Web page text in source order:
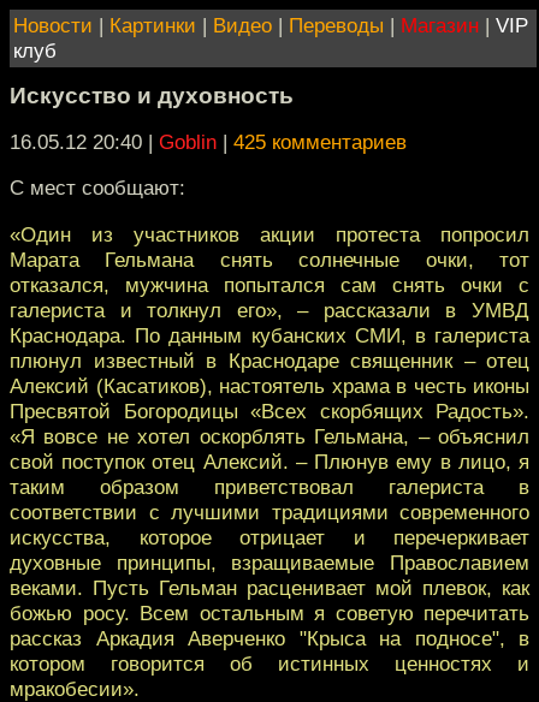
Новости | Картинки | Видео | Переводы | Магазин | VIP
клуб
Искусство и духовность
16.05.12 20:40 | Goblin | 425 комментариев
С мест сообщают:
«Один из участников акции протеста попросил
Марата Гельмана снять солнечные очки, тот
отказался, мужчина попытался сам снять очки с
галериста и толкнул его», – рассказали в УМВД
Краснодара. По данным кубанских СМИ, в галериста
плюнул известный в Краснодаре священник – отец
Алексий (Касатиков), настоятель храма в честь иконы
Пресвятой Богородицы «Всех скорбящих Радость».
«Я вовсе не хотел оскорблять Гельмана, – объяснил
свой поступок отец Алексий. – Плюнув ему в лицо, я
таким образом приветствовал галериста в
соответствии с лучшими традициями современного
искусства, которое отрицает и перечеркивает
духовные принципы, взращиваемые Православием
веками. Пусть Гельман расценивает мой плевок, как
божью росу. Всем остальным я советую перечитать
рассказ Аркадия Аверченко "Крыса на подносе", в
котором говорится об истинных ценностях и
мракобесии».